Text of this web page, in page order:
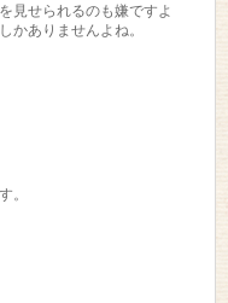
見せられるのも嫌ですよ
かありませんよね。
。